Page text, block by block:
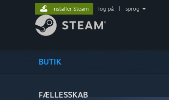
BUTIK
FÆLLESSKAB
Installer Steam log på sprog